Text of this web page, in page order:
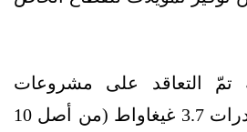
تمّ التعاقد على مشروعات
الطاقة المتجددة بقدرات 3.7 غيغاواط (من أصل 10